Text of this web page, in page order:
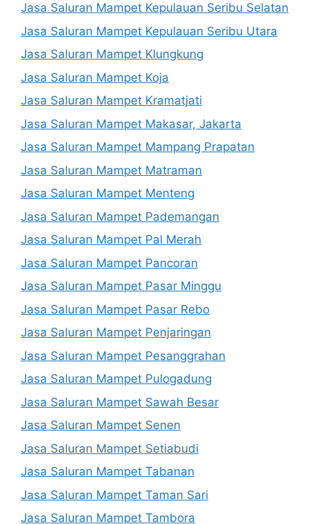
Jasa Saluran Mampet Kepulauan Seribu Selatan
Jasa Saluran Mampet Kepulauan Seribu Utara
Jasa Saluran Mampet Klungkung
Jasa Saluran Mampet Koja
Jasa Saluran Mampet Kramatjati
Jasa Saluran Mampet Makasar, Jakarta
Jasa Saluran Mampet Mampang Prapatan
Jasa Saluran Mampet Matraman
Jasa Saluran Mampet Menteng
Jasa Saluran Mampet Pademangan
Jasa Saluran Mampet Pal Merah
Jasa Saluran Mampet Pancoran
Jasa Saluran Mampet Pasar Minggu
Jasa Saluran Mampet Pasar Rebo
Jasa Saluran Mampet Penjaringan
Jasa Saluran Mampet Pesanggrahan
Jasa Saluran Mampet Pulogadung
Jasa Saluran Mampet Sawah Besar
Jasa Saluran Mampet Senen
Jasa Saluran Mampet Setiabudi
Jasa Saluran Mampet Tabanan
Jasa Saluran Mampet Taman Sari
Jasa Saluran Mampet Tambora